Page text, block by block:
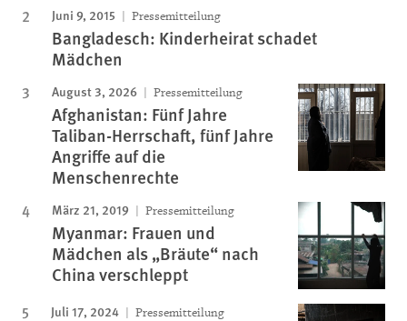
Juni 9, 2015 Pressemitteilung
Bangladesch: Kinderheirat schadet
Mädchen
August 3, 2026 Pressemitteilung
Afghanistan: Fünf Jahre
Taliban-Herrschaft, fünf Jahre
Angriffe auf die
Menschenrechte
März 21, 2019 Pressemitteilung
Myanmar: Frauen und
Mädchen als „Bräute“ nach
China verschleppt
Juli 17, 2024 Pressemitteilung